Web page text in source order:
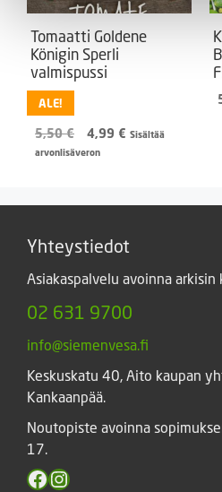
Tomaatti Goldene
Königin Sperli
valmispussi
ALE!
5,50€
Alkuperäinen
hinta
4,99 € Nykyinen
Sisältää
arvonlisäveron
Yhteystiedot
Asiakaspalvelu avoinna
02 631 9700
info@siemenvesa.fi
Keskuskatu 40, Aito kaupan
Kankaanpää.
Noutopiste avoinna
17.
Facebook
Instagram